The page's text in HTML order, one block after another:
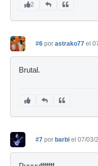
2
#6 por astrako77 el
Brutal.
#7 por barbi el 07/03/